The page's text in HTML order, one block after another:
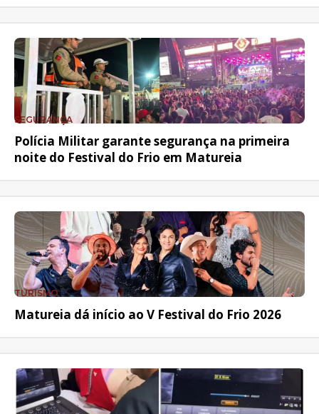
SEGURANÇA
Polícia Militar garante segurança na primeira
noite do Festival do Frio em Matureia
TURISMO
Matureia dá início ao V Festival do Frio 2026